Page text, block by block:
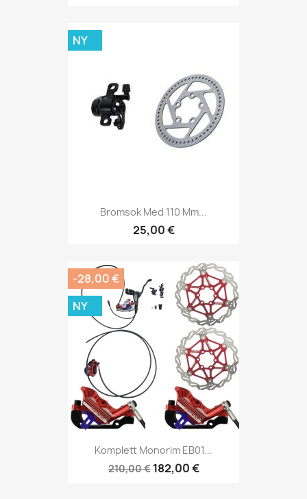
Bromsok Med 110 Mm...
25,00 €
NY
Komplett Monorim EB01...
210,00 € 182,00 €
-28,00 €
NY